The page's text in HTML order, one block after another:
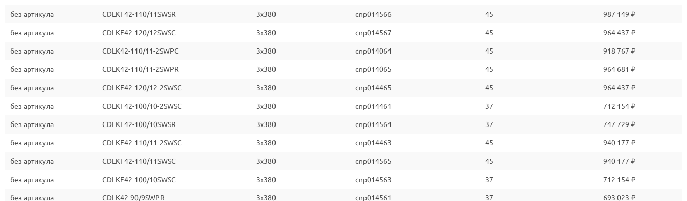
без артикула CDLKF42-110/11SWSR 3x380 cnp014566 45 987 149 ₽
без артикула CDLKF42-120/12SWSC 3x380 cnp014567 45 964 437 ₽
без артикула CDLK42-110/11-2SWPC 3x380 cnp014064 45 918 767 ₽
без артикула CDLK42-110/11-2SWPR 3x380 cnp014065 45 964 681 ₽
без артикула CDLKF42-120/12-2SWSC 3x380 cnp014465 45 964 437 ₽
без артикула CDLKF42-100/10-2SWSC 3x380 cnp014461 37 712 154 ₽
без артикула CDLKF42-100/10SWSR 3x380 cnp014564 37 747 729 ₽
без артикула CDLKF42-110/11-2SWSC 3x380 cnp014463 45 940 177 ₽
без артикула CDLKF42-110/11SWSC 3x380 cnp014565 45 940 177 ₽
без артикула CDLKF42-100/10SWSC 3x380 cnp014563 37 712 154 ₽
без артикула CDLK42-90/9SWPR 3x380 cnp014561 37 693 023 ₽